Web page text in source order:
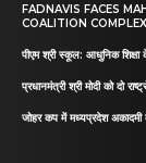
FADNAVIS FACES
COALITION
पीएम श्री स्कूल: आधुनिक शिक्षा
प्रधानमंत्री श्री मोदी को दो
जोहर कप में मध्यप्रदेश अकादमी